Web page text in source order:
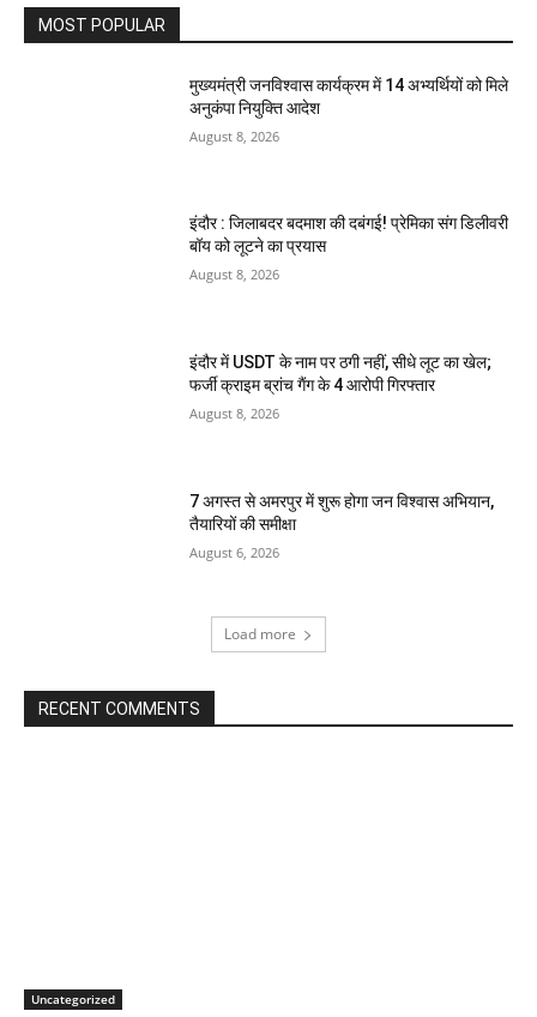
MOST POPULAR
मुख्यमंत्री जनविश्वास कार्यक्रम में 14 अभ्यर्थियों को मिले
अनुकंपा नियुक्ति आदेश
August 8, 2026
इंदौर : जिलाबदर बदमाश की दबंगई! प्रेमिका संग डिलीवरी
बॉय को लूटने का प्रयास
August 8, 2026
इंदौर में USDT के नाम पर ठगी नहीं, सीधे लूट का खेल;
फर्जी क्राइम ब्रांच गैंग के 4 आरोपी गिरफ्तार
August 8, 2026
7 अगस्त से अमरपुर में शुरू होगा जन विश्वास अभियान,
तैयारियों की समीक्षा
August 6, 2026
Load more
RECENT COMMENTS
Uncategorized